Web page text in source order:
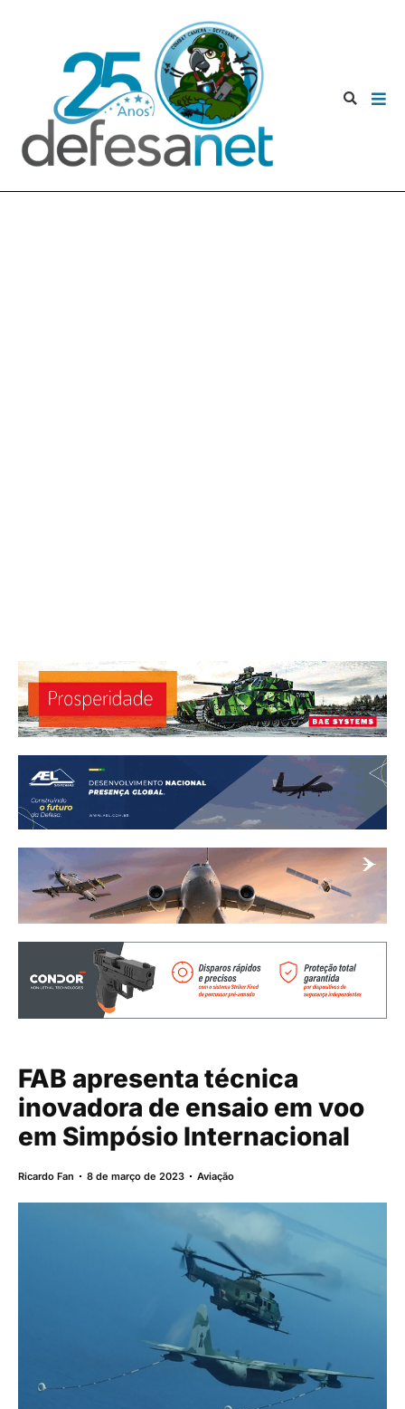
FAB apresenta técnica
inovadora de ensaio em voo
em Simpósio Internacional
Ricardo Fan 8 de março de 2023 Aviação